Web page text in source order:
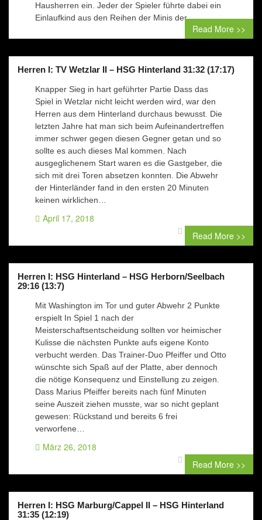
Hausherren ein. Jeder der Spieler führte dabei ein
Einlaufkind aus den Reihen der Minis der…
Read More >>
Herren I: TV Wetzlar II – HSG Hinterland 31:32 (17:17)
Knapper Sieg in hart geführter Partie Dass das
Spiel in Wetzlar nicht leicht werden wird, war den
Herren aus dem Hinterland durchaus bewusst. Die
letzten Jahre hat man sich beim Aufeinandertreffen
immer schwer gegen diesen Gegner getan und so
sollte es auch dieses Mal kommen. Nach
ausgeglichenem Start waren es die Gastgeber, die
sich mit drei Toren absetzen konnten. Die Abwehr
der Hinterländer fand in den ersten 20 Minuten
keinen wirklichen…
April 17, 2018
0 comment
Read More >>
Herren I: HSG Hinterland – HSG Herborn/Seelbach
29:16 (13:7)
Mit Washington im Tor und guter Abwehr 2 Punkte
erspielt In Spiel 1 nach der
Meisterschaftsentscheidung sollten vor heimischer
Kulisse die nächsten Punkte aufs eigene Konto
verbucht werden. Das Trainer-Duo Pfeiffer und Otto
wünschte sich Spaß auf der Platte, aber dennoch
die nötige Konsequenz und Einstellung zu zeigen.
Dass Marius Pfeiffer bereits nach fünf Minuten
seine Auszeit ziehen musste, war so nicht geplant
gewesen: Rückstand und bereits 6 frei
verworfene…
März 26, 2018
0 comment
Read More >>
Herren I: HSG Marburg/Cappel II – HSG Hinterland
31:35 (12:19)